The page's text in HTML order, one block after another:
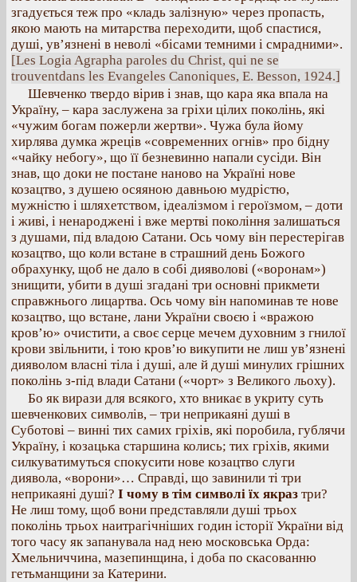
згадується теж про «кладь залізную» через пропасть,
якою мають на митарства переходити, щоб спастися,
душі, ув’язнені в неволі «бісами темними і смрадними».
[Les Logia Agrapha paroles du Christ, qui ne se
trouventdans les Evangeles Canoniques, E. Besson, 1924.]
Шевченко твердо вірив і знав, що кара яка впала на
Україну, – кара заслужена за гріхи цілих поколінь, які
«чужим богам пожерли жертви». Чужа була йому
хирлява думка жреців «современних огнів» про бідну
«чайку небогу», що її безневинно напали сусіди. Він
знав, що доки не постане наново на Україні нове
козацтво, з душею осяяною давньою мудрістю,
мужністю і шляхетством, ідеалізмом і героїзмом, – доти
і живі, і ненароджені і вже мертві покоління залишаться
з душами, під владою Сатани. Ось чому він перестерігав
козацтво, що коли встане в страшний день Божого
обрахунку, щоб не дало в собі дияволові («воронам»)
знищити, убити в душі згадані три основні прикмети
справжнього лицартва. Ось чому він напоминав те нове
козацтво, що встане, лани України своєю і «вражою
кров’ю» очистити, а своє серце мечем духовним з гнилої
крови звільнити, і тою кров’ю викупити не лиш ув’язнені
дияволом власні тіла і душі, але й душі минулих грішних
поколінь з-під влади Сатани («чорт» з Великого льоху).
Бо як вирази для всякого, хто вникає в укриту суть
шевченкових символів, – три неприкаяні душі в
Суботові – винні тих самих гріхів, які поробила, гублячи
Україну, і козацька старшина колись; тих гріхів, якими
силкуватимуться спокусити нове козацтво слуги
диявола, «ворони»… Справді, що завинили ті три
неприкаяні душі? І чому в тім символі їх якраз три?
Не лиш тому, щоб вони представляли душі трьох
поколінь трьох наитрагічніших годин історії України від
того часу як запанувала над нею московська Орда:
Хмельниччина, мазепинщина, і доба по скасованню
гетьманщини за Катерини.